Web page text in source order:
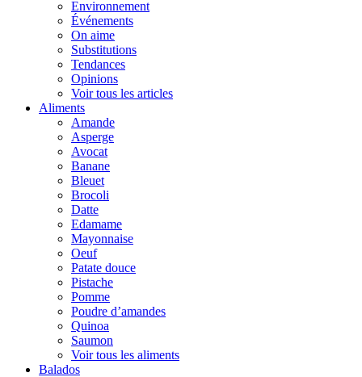
Environnement
Événements
On aime
Substitutions
Tendances
Opinions
Voir tous les articles
Aliments
Amande
Asperge
Avocat
Banane
Bleuet
Brocoli
Datte
Edamame
Mayonnaise
Oeuf
Patate douce
Pistache
Pomme
Poudre d’amandes
Quinoa
Saumon
Voir tous les aliments
Balados